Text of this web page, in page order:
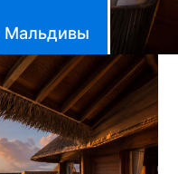
Мальдивы